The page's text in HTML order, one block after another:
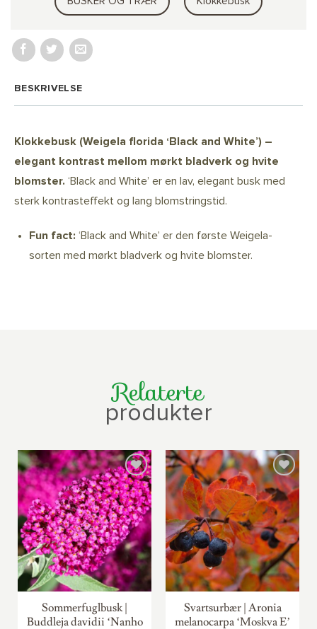
BESKRIVELSE
Klokkebusk (Weigela florida ‘Black and White’) –
elegant kontrast mellom mørkt bladverk og hvite
blomster. ‘Black and White’ er en lav, elegant busk med
sterk kontrasteffekt og lang blomstringstid.
Fun fact: ‘Black and White’ er den første Weigela-
sorten med mørkt bladverk og hvite blomster.
Relaterte
produkter
Sommerfuglbusk |
Buddleja davidii ‘Nanho
Svartsurbær | Aronia
melanocarpa ‘Moskva E’